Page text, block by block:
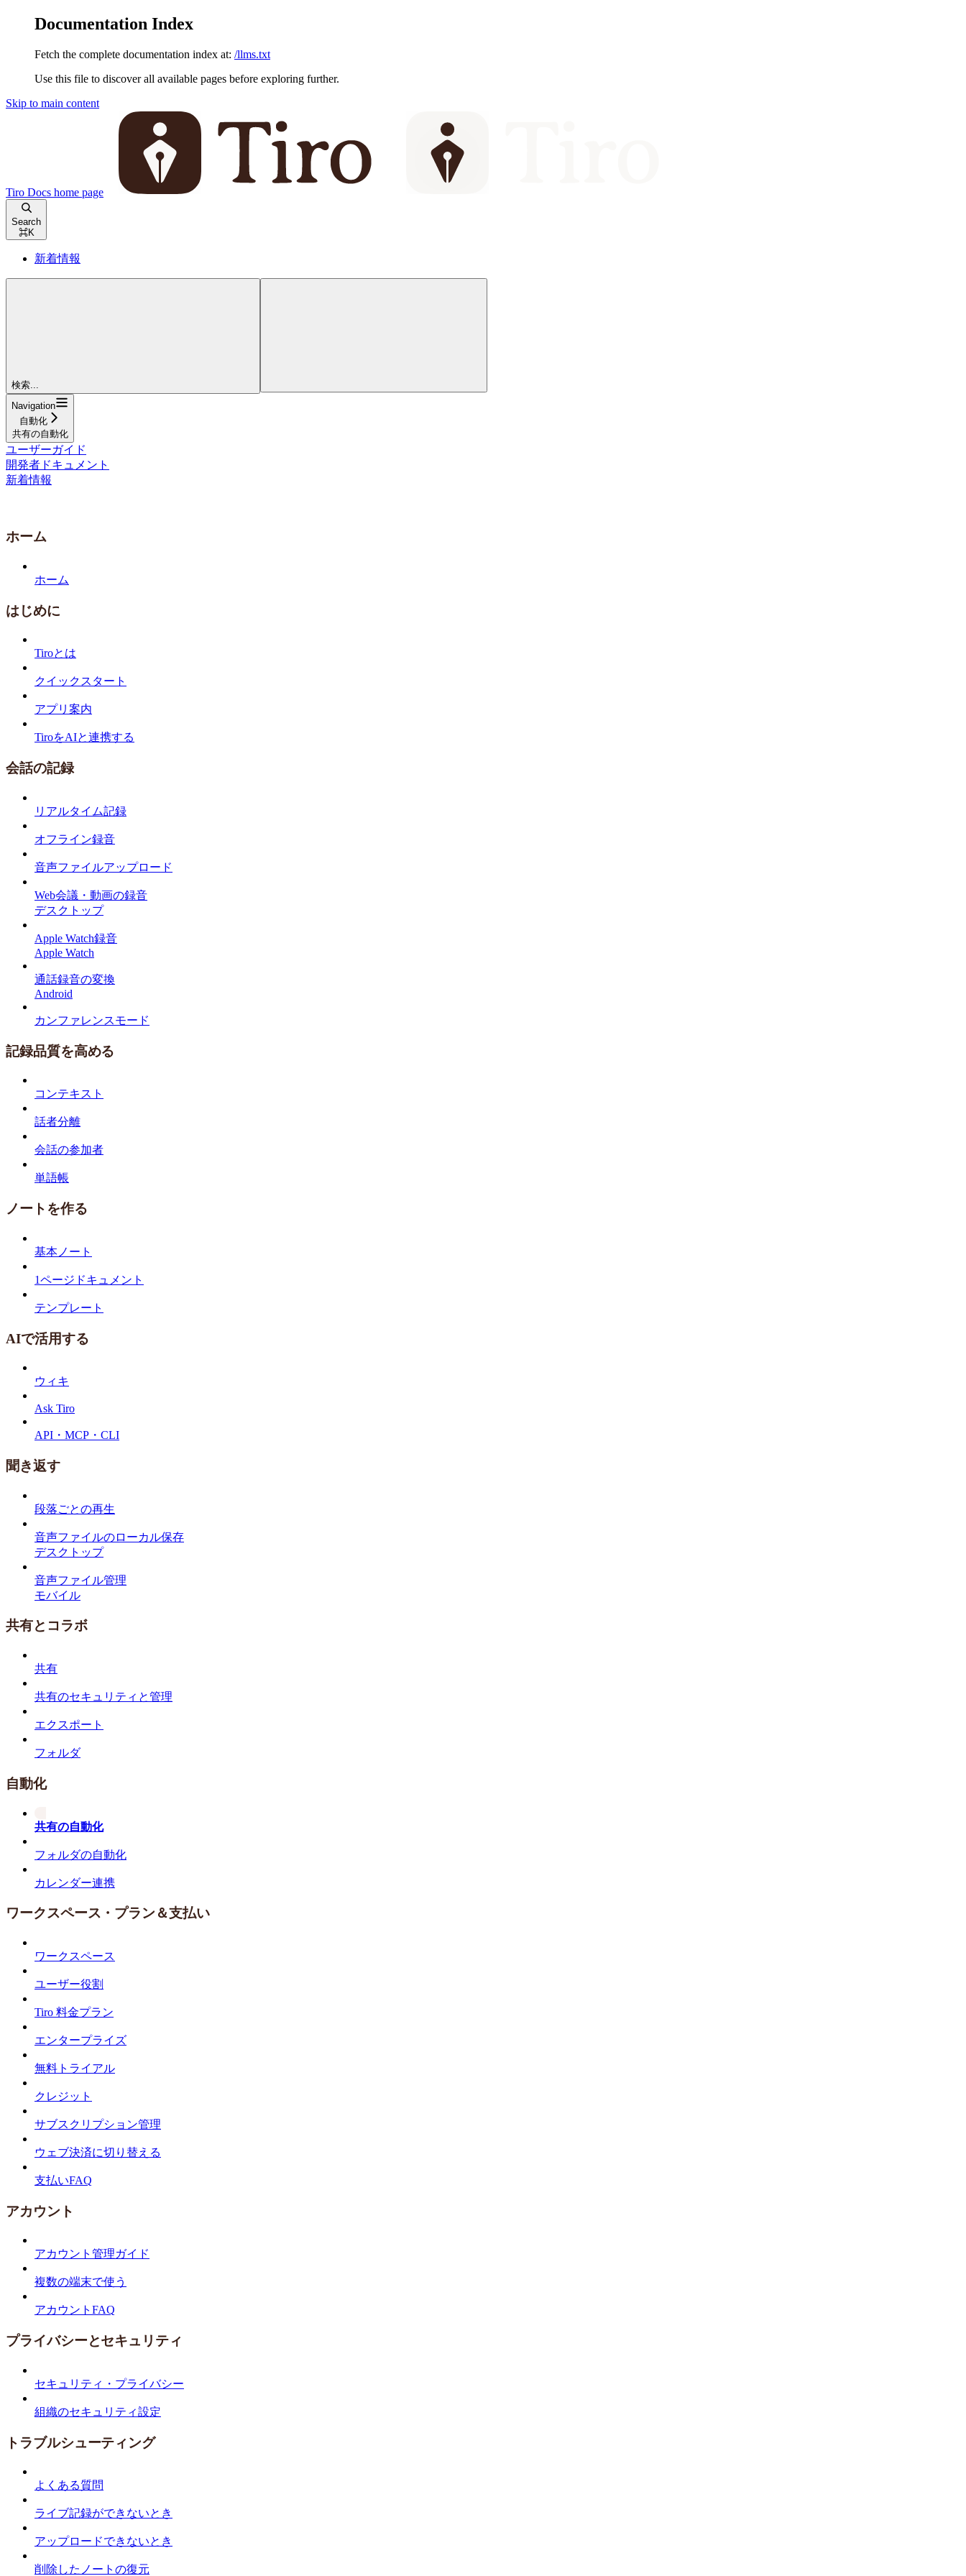
Documentation Index
Fetch the complete documentation index at: /llms.txt
Use this file to discover all available pages before exploring further.
Skip to main content
Tiro Docs home page
Search
⌘K
新着情報
検索...
Navigation
自動化
共有の自動化
ユーザーガイド
開発者ドキュメント
新着情報
ホーム
ホーム
はじめに
Tiroとは
クイックスタート
アプリ案内
TiroをAIと連携する
会話の記録
リアルタイム記録
オフライン録音
音声ファイルアップロード
Web会議・動画の録音
デスクトップ
Apple Watch録音
Apple Watch
通話録音の変換
Android
カンファレンスモード
記録品質を高める
コンテキスト
話者分離
会話の参加者
単語帳
ノートを作る
基本ノート
1ページドキュメント
テンプレート
AIで活用する
ウィキ
Ask Tiro
API・MCP・CLI
聞き返す
段落ごとの再生
音声ファイルのローカル保存
デスクトップ
音声ファイル管理
モバイル
共有とコラボ
共有
共有のセキュリティと管理
エクスポート
フォルダ
自動化
共有の自動化
フォルダの自動化
カレンダー連携
ワークスペース・プラン＆支払い
ワークスペース
ユーザー役割
Tiro 料金プラン
エンタープライズ
無料トライアル
クレジット
サブスクリプション管理
ウェブ決済に切り替える
支払いFAQ
アカウント
アカウント管理ガイド
複数の端末で使う
アカウントFAQ
プライバシーとセキュリティ
セキュリティ・プライバシー
組織のセキュリティ設定
トラブルシューティング
よくある質問
ライブ記録ができないとき
アップロードできないとき
削除したノートの復元